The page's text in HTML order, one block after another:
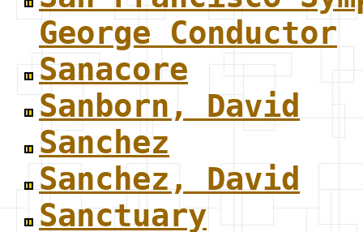
George Conductor
Sanacore
Sanborn, David
Sanchez
Sanchez, David
Sanctuary